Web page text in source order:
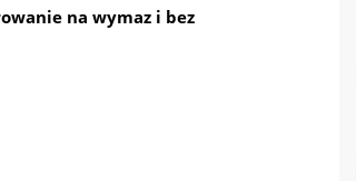
na wymaz i bez